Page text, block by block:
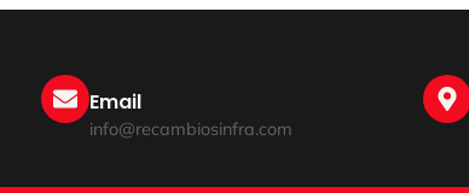
Email
info@recambiosinfra.com